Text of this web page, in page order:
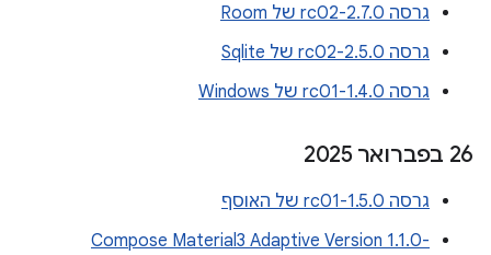
גרסה 2.7.0-rc02 של Room
גרסה 2.5.0-rc02 של Sqlite
גרסה 1.4.0-rc01 של Windows
‫26 בפברואר 2025
גרסה 1.5.0-rc01 של האוסף
Compose Material3 Adaptive Version 1.1.0-